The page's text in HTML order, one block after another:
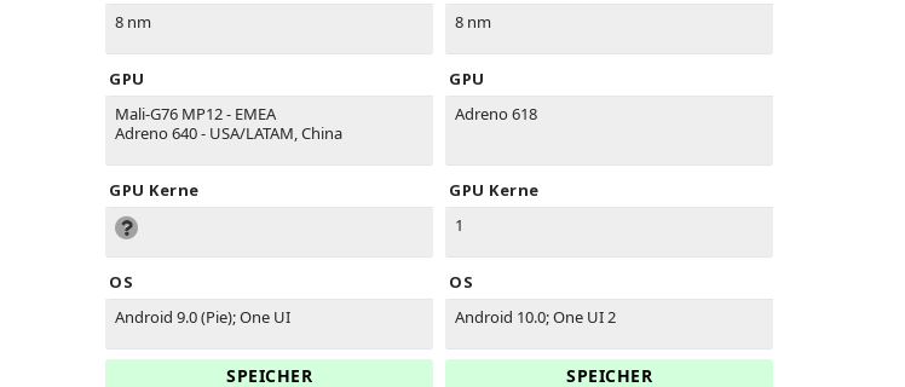
8 nm
GPU
Mali-G76 MP12 - EMEA
Adreno 640 - USA/LATAM, China
GPU Kerne
OS
Android 9.0 (Pie); One UI
SPEICHER
8 nm
GPU
Adreno 618
GPU Kerne
1
OS
Android 10.0; One UI 2
SPEICHER